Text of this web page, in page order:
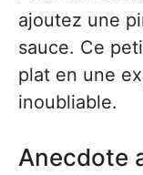
ajoutez une
sauce. Ce
plat en une
inoubliable.
Anecdote